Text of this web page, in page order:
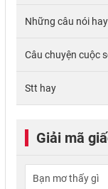
Những câu nói
Câu chuyện cuộc
Stt hay
Giải mã